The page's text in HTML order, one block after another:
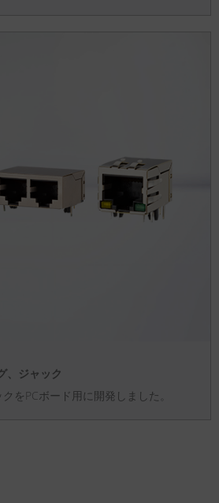
、ジャック
をPCボード用に開発しました。